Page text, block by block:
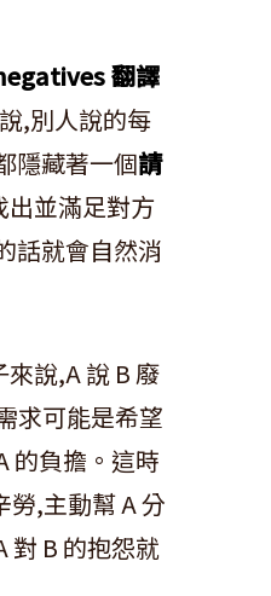
翻譯
,別人說的每
隱藏著一個請
並滿足對方
話就會自然消
說,A 說 B 廢
求可能是希望
的負擔。這時
勞,主動幫 A 分
對 B 的抱怨就